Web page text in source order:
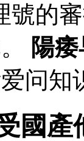
號的
陽
问知
國